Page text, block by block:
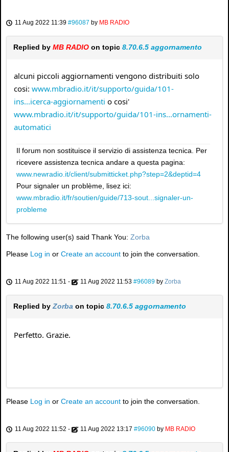
11 Aug 2022 11:39 #96087 by MB RADIO
Replied by MB RADIO on topic 8.70.6.5 aggornamento
alcuni piccoli aggiornamenti vengono distribuiti solo
cosi: www.mbradio.it/it/supporto/guida/101-
ins...icerca-aggiornamenti o cosi'
www.mbradio.it/it/supporto/guida/101-ins...ornamenti-
automatici
Il forum non sostituisce il servizio di assistenza tecnica. Per
ricevere assistenza tecnica andare a questa pagina:
www.newradio.it/client/submitticket.php?step=2&deptid=4
Pour signaler un problème, lisez ici:
www.mbradio.it/fr/soutien/guide/713-sout...signaler-un-
probleme
The following user(s) said Thank You: Zorba
Please Log in or Create an account to join the conversation.
11 Aug 2022 11:51 - 11 Aug 2022 11:53 #96089 by Zorba
Replied by Zorba on topic 8.70.6.5 aggornamento
Perfetto. Grazie.
Please Log in or Create an account to join the conversation.
11 Aug 2022 11:52 - 11 Aug 2022 13:17 #96090 by MB RADIO